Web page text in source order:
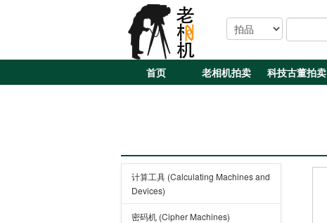
首页 老相机拍卖 科技古董拍卖
计算工具 (Calculating Machines and
Devices)
密码机 (Cipher Machines)